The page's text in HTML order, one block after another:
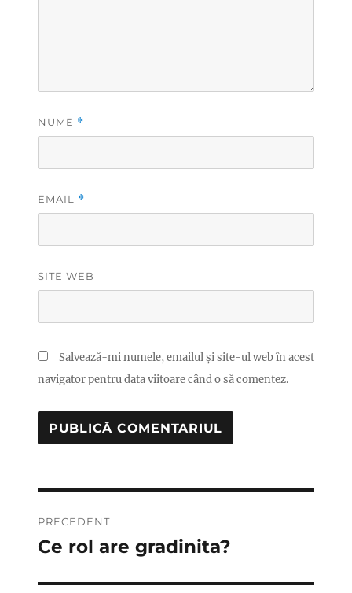
NUME *
EMAIL *
SITE WEB
Salvează-mi numele, emailul și site-ul web în acest
navigator pentru data viitoare când o să comentez.
în
PRECEDENT
Articolul
Ce rol are gradinita?